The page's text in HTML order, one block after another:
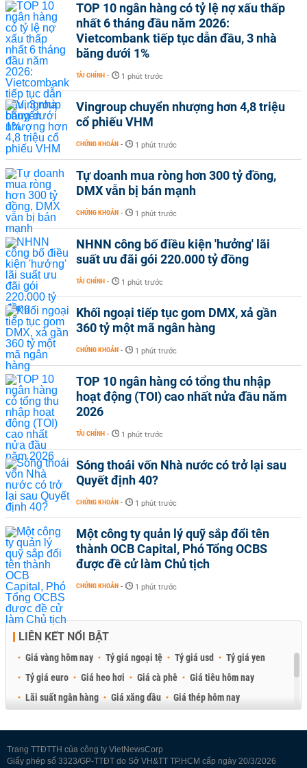
TOP 10 ngân hàng có tỷ lệ nợ xấu thấp
nhất 6 tháng đầu năm 2026:
Vietcombank tiếp tục dẫn đầu, 3 nhà
băng dưới 1%
TÀI CHÍNH - 1 phút trước
Vingroup chuyển nhượng hơn 4,8 triệu
cổ phiếu VHM
CHỨNG KHOÁN - 1 phút trước
Tự doanh mua ròng hơn 300 tỷ đồng,
DMX vẫn bị bán mạnh
CHỨNG KHOÁN - 1 phút trước
NHNN công bố điều kiện 'hưởng' lãi
suất ưu đãi gói 220.000 tỷ đồng
TÀI CHÍNH - 1 phút trước
Khối ngoại tiếp tục gom DMX, xả gần
360 tỷ một mã ngân hàng
CHỨNG KHOÁN - 1 phút trước
TOP 10 ngân hàng có tổng thu nhập
hoạt động (TOI) cao nhất nửa đầu năm
2026
TÀI CHÍNH - 1 phút trước
Sóng thoái vốn Nhà nước có trở lại sau
Quyết định 40?
CHỨNG KHOÁN - 1 phút trước
Một công ty quản lý quỹ sắp đổi tên
thành OCB Capital, Phó Tổng OCBS
được đề cử làm Chủ tịch
CHỨNG KHOÁN - 1 phút trước
LIÊN KẾT NỔI BẬT
Giá vàng hôm nay Tỷ giá ngoại tệ Tỷ giá usd
Tỷ giá yen
Tỷ giá euro
Giá heo hơi Giá cà phê
Giá tiêu hôm nay
Lãi suất ngân hàng
Giá xăng dầu
Giá thép hôm nay
Trang TTĐTTH của công ty VietNewsCorp
Giấy phép số 3323/GP-TTĐT do Sở VH&TT TP.HCM cấp ngày 20/3/2026